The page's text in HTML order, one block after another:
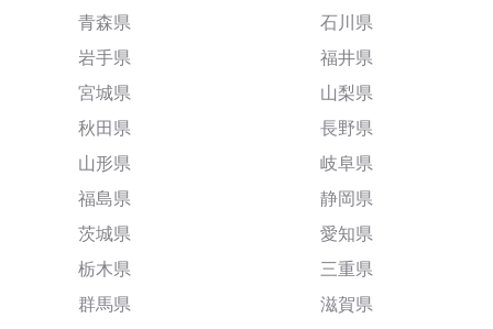
青森県
岩手県
宮城県
秋田県
山形県
福島県
茨城県
栃木県
群馬県
石川県
福井県
山梨県
長野県
岐阜県
静岡県
愛知県
三重県
滋賀県